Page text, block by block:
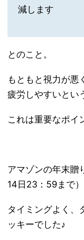
減します
とのこと。
もともと視力が悪
疲労しやすいとい
これは重要なポイ
アマゾンの年末贈
14日23：59まで）
タイミングよく、
ッキーでした♪